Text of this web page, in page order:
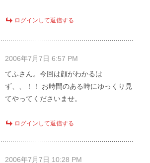
ログインして返信する
2006年7月7日 6:57 PM
てふさん。今回は顔がわかるは
ず、、！！ お時間のある時にゆっくり見
てやってくださいませ。
ログインして返信する
2006年7月7日 10:28 PM